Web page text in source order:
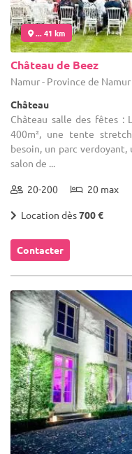
... 41 km
Château de Beez
Namur - Province de
Château
Château salle des fêtes :
400m², une tente
besoin, un parc
salon de ...
20-200 20 max
Location dès700 €
Contacter